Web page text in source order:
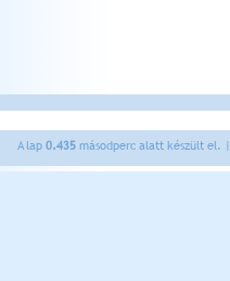
A lap 0.435 másodperc alatt készült el. |